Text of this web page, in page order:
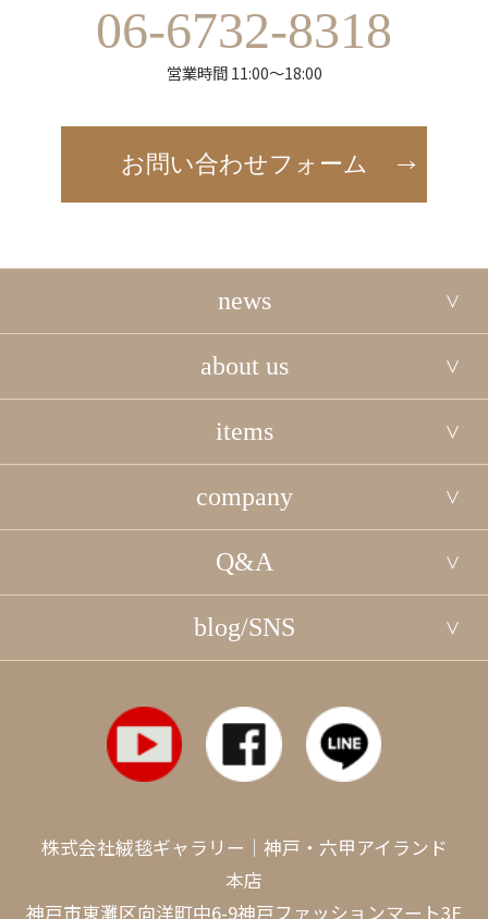
06-6732-8318
営業時間 11:00～18:00
お問い合わせフォーム
news
about us
items
company
Q&A
blog/SNS
株式会社絨毯ギャラリー｜神戸・六甲アイランド
本店
神戸市東灘区向洋町中6-9神戸ファッションマート3F